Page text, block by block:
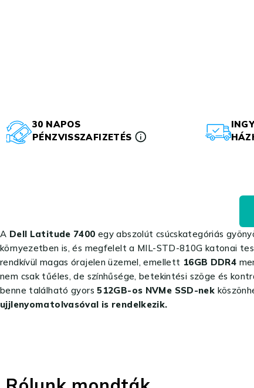
30 NAPOS
PÉNZVISSZAFIZETÉS
A Dell Latitude 7400 egy abszolút csúcskategóriás
környezetben is, és megfelelt a MIL-STD-810G katonai
rendkívül magas órajelen üzemel, emellett 16GB DDR4
nem csak tűéles, de színhűsége, betekintési szöge és
benne található gyors512GB-os NVMe SSD-nek
ujjlenyomatolvasóval is rendelkezik.